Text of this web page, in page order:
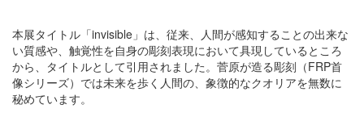
本展タイトル「invisible」は、従来、人間が感知することの出来な
い質感や、触覚性を自身の彫刻表現において具現しているところ
から、タイトルとして引用されました。菅原が造る彫刻（FRP首
像シリーズ）では未来を歩く人間の、象徴的なクオリアを無数に
秘めています。